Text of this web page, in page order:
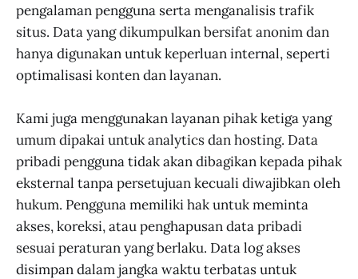
pengalaman pengguna serta menganalisis trafik
situs. Data yang dikumpulkan bersifat anonim dan
hanya digunakan untuk keperluan internal, seperti
optimalisasi konten dan layanan.
Kami juga menggunakan layanan pihak ketiga yang
umum dipakai untuk analytics dan hosting. Data
pribadi pengguna tidak akan dibagikan kepada pihak
eksternal tanpa persetujuan kecuali diwajibkan oleh
hukum. Pengguna memiliki hak untuk meminta
akses, koreksi, atau penghapusan data pribadi
sesuai peraturan yang berlaku. Data log akses
disimpan dalam jangka waktu terbatas untuk